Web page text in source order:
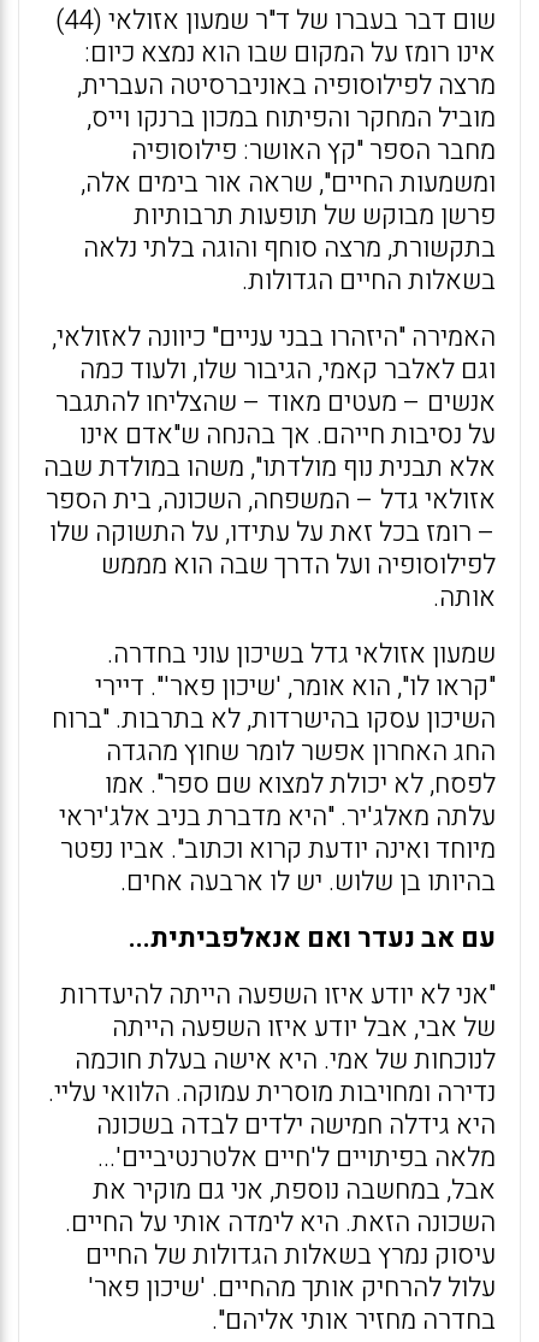
שום דבר בעברו של ד"ר שמעון אזולאי (44)
אינו רומז על המקום שבו הוא נמצא כיום:
מרצה לפילוסופיה באוניברסיטה העברית,
מוביל המחקר והפיתוח במכון ברנקו וייס,
מחבר הספר "קץ האושר: פילוסופיה
ומשמעות החיים", שראה אור בימים אלה,
פרשן מבוקש של תופעות תרבותיות
בתקשורת, מרצה סוחף והוגה בלתי נלאה
בשאלות החיים הגדולות.
האמירה "היזהרו בבני עניים" כיוונה לאזולאי,
וגם לאלבר קאמי, הגיבור שלו, ולעוד כמה
אנשים – מעטים מאוד – שהצליחו להתגבר
על נסיבות חייהם. אך בהנחה ש"אדם אינו
אלא תבנית נוף מולדתו", משהו במולדת שבה
אזולאי גדל – המשפחה, השכונה, בית הספר
– רומז בכל זאת על עתידו, על התשוקה שלו
לפילוסופיה ועל הדרך שבה הוא מממש
אותה.
שמעון אזולאי גדל בשיכון עוני בחדרה.
"קראו לו", הוא אומר, 'שיכון פאר'". דיירי
השיכון עסקו בהישרדות, לא בתרבות. "ברוח
החג האחרון אפשר לומר שחוץ מהגדה
לפסח, לא יכולת למצוא שם ספר". אמו
עלתה מאלג'יר. "היא מדברת בניב אלג'יראי
מיוחד ואינה יודעת קרוא וכתוב". אביו נפטר
בהיותו בן שלוש. יש לו ארבעה אחים.
עם אב נעדר ואם אנאלפביתית...
"אני לא יודע איזו השפעה הייתה להיעדרות
של אבי, אבל יודע איזו השפעה הייתה
לנוכחות של אמי. היא אישה בעלת חוכמה
נדירה ומחויבות מוסרית עמוקה. הלוואי עליי.
היא גידלה חמישה ילדים לבדה בשכונה
מלאה בפיתויים ל'חיים אלטרנטיביים'...
אבל, במחשבה נוספת, אני גם מוקיר את
השכונה הזאת. היא לימדה אותי על החיים.
עיסוק נמרץ בשאלות הגדולות של החיים
עלול להרחיק אותך מהחיים. 'שיכון פאר'
בחדרה מחזיר אותי אליהם".